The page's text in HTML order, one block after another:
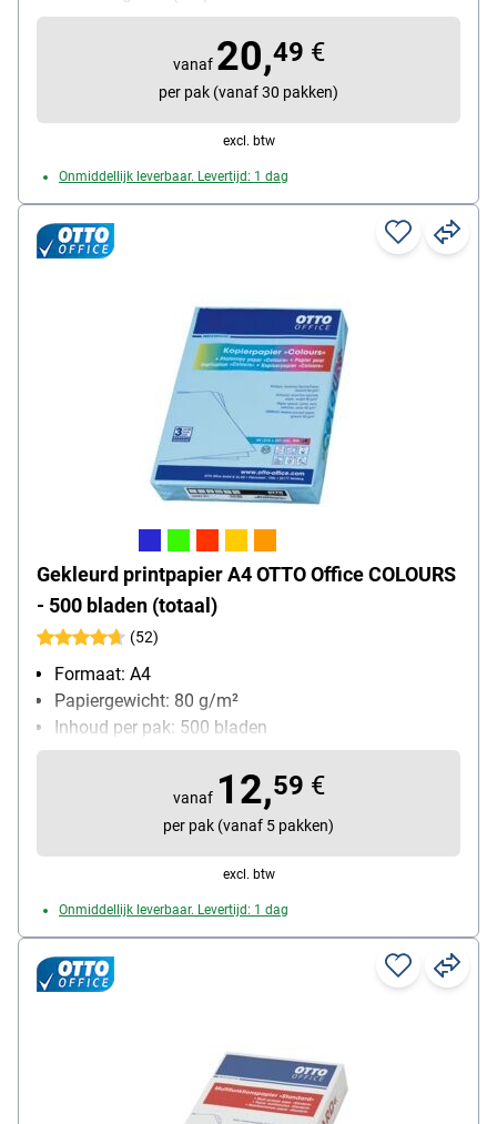
Inhoud per pak: 500 bladen
vanaf 20,49 €
per pak (vanaf 30 pakken)
excl. btw
Onmiddellijk leverbaar. Levertijd: 1 dag
Gekleurd printpapier A4 OTTO Office COLOURS
- 500 bladen (totaal)
(52)
Formaat: A4
Papiergewicht: 80 g/m²
Inhoud per pak: 500 bladen
vanaf 12,59 €
per pak (vanaf 5 pakken)
excl. btw
Onmiddellijk leverbaar. Levertijd: 1 dag